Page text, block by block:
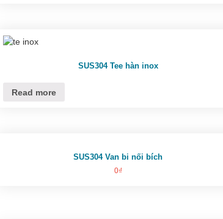
SUS304 Tee hàn inox
Read more
SUS304 Van bi nối bích
0₫